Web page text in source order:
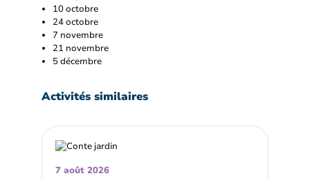
10 octobre
24 octobre
7 novembre
21 novembre
5 décembre
Activités similaires
7 août 2026